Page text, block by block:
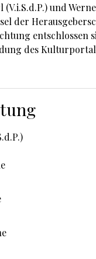
und
der
entschlossen
des